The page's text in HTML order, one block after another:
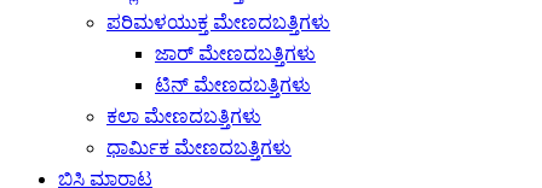
ಪರಿಮಳಯುಕ್ತ ಮೇಣದಬತ್ತಿಗಳು
ಜಾರ್ ಮೇಣದಬತ್ತಿಗಳು
ಟಿನ್ ಮೇಣದಬತ್ತಿಗಳು
ಕಲಾ ಮೇಣದಬತ್ತಿಗಳು
ಧಾರ್ಮಿಕ ಮೇಣದಬತ್ತಿಗಳು
ಬಿಸಿ ಮಾರಾಟ